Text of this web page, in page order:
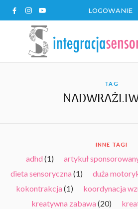
LOGOWANIE
TAG
INNE TAGI
adhd (1) artykuł
dieta sensoryczna (1) duża
kokontrakcja (1) koordynacja
kreatywna zabawa (20)